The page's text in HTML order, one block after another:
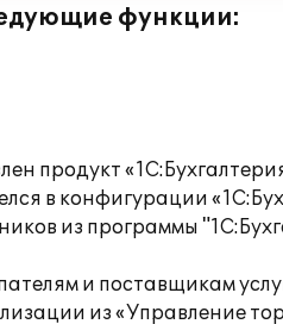
функции:
продукт
в конфигурации
из программы
и поставщикам
из «Управление